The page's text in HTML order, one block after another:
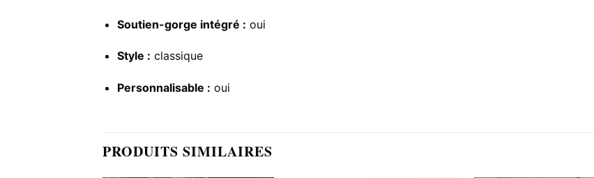
Soutien-gorge intégré : oui
Style : classique
Personnalisable : oui
PRODUITS SIMILAIRES